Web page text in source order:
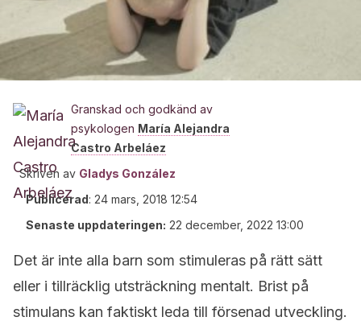
Granskad och godkänd av
psykologen María Alejandra
Castro Arbeláez
Skriven av Gladys González
Publicerad: 24 mars, 2018 12:54
Senaste uppdateringen: 22 december, 2022 13:00
Det är inte alla barn som stimuleras på rätt sätt
eller i tillräcklig utsträckning mentalt. Brist på
stimulans kan faktiskt leda till försenad utveckling.